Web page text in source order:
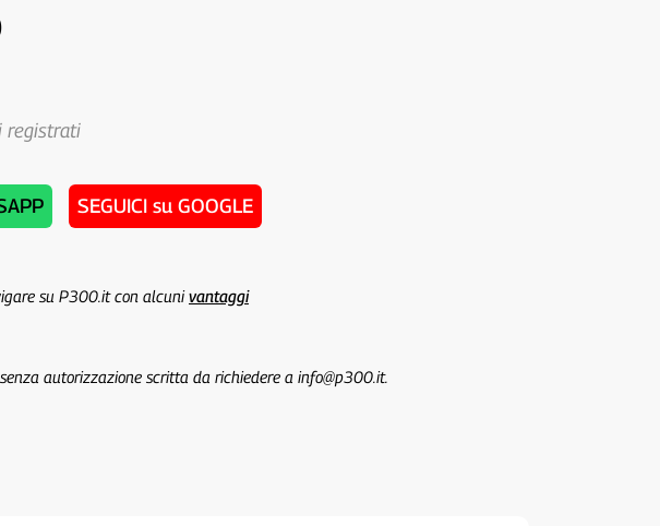
registrati
SEGUICI su GOOGLE
su P300.it con alcunivantaggi
autorizzazione scritta da richiedere a info@p300.it.